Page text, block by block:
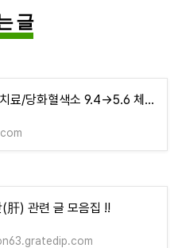
글
간암(9.12cm)치료/당화혈색소 9.4→5.6 체험기 모음집 - money-health
(肝) 관련 글 모음집 !!